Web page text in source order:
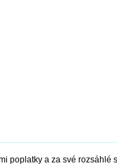
poplatky a za své rozsáhlé